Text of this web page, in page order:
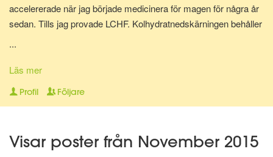
accelererade när jag började medicinera för magen för några år
sedan. Tills jag provade LCHF. Kolhydratnedskärningen behåller
...
Läs mer
Profil Följare
Visar poster från November 2015